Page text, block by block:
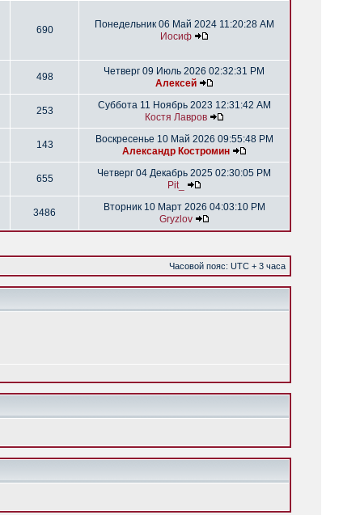
690
Понедельник 06 Май 2024 11:20:28 AM
Иосиф
498
Четверг 09 Июль 2026 02:32:31 PM
Алексей
253
Суббота 11 Ноябрь 2023 12:31:42 AM
Костя Лавров
143
Воскресенье 10 Май 2026 09:55:48 PM
Александр Костромин
655
Четверг 04 Декабрь 2025 02:30:05 PM
Pit_
3486
Вторник 10 Март 2026 04:03:10 PM
Gryzlov
Часовой пояс: UTC + 3 часа